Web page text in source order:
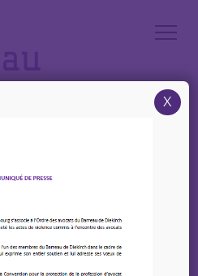
Édition 2026 : 21 janvier 2026
Masterclass
X